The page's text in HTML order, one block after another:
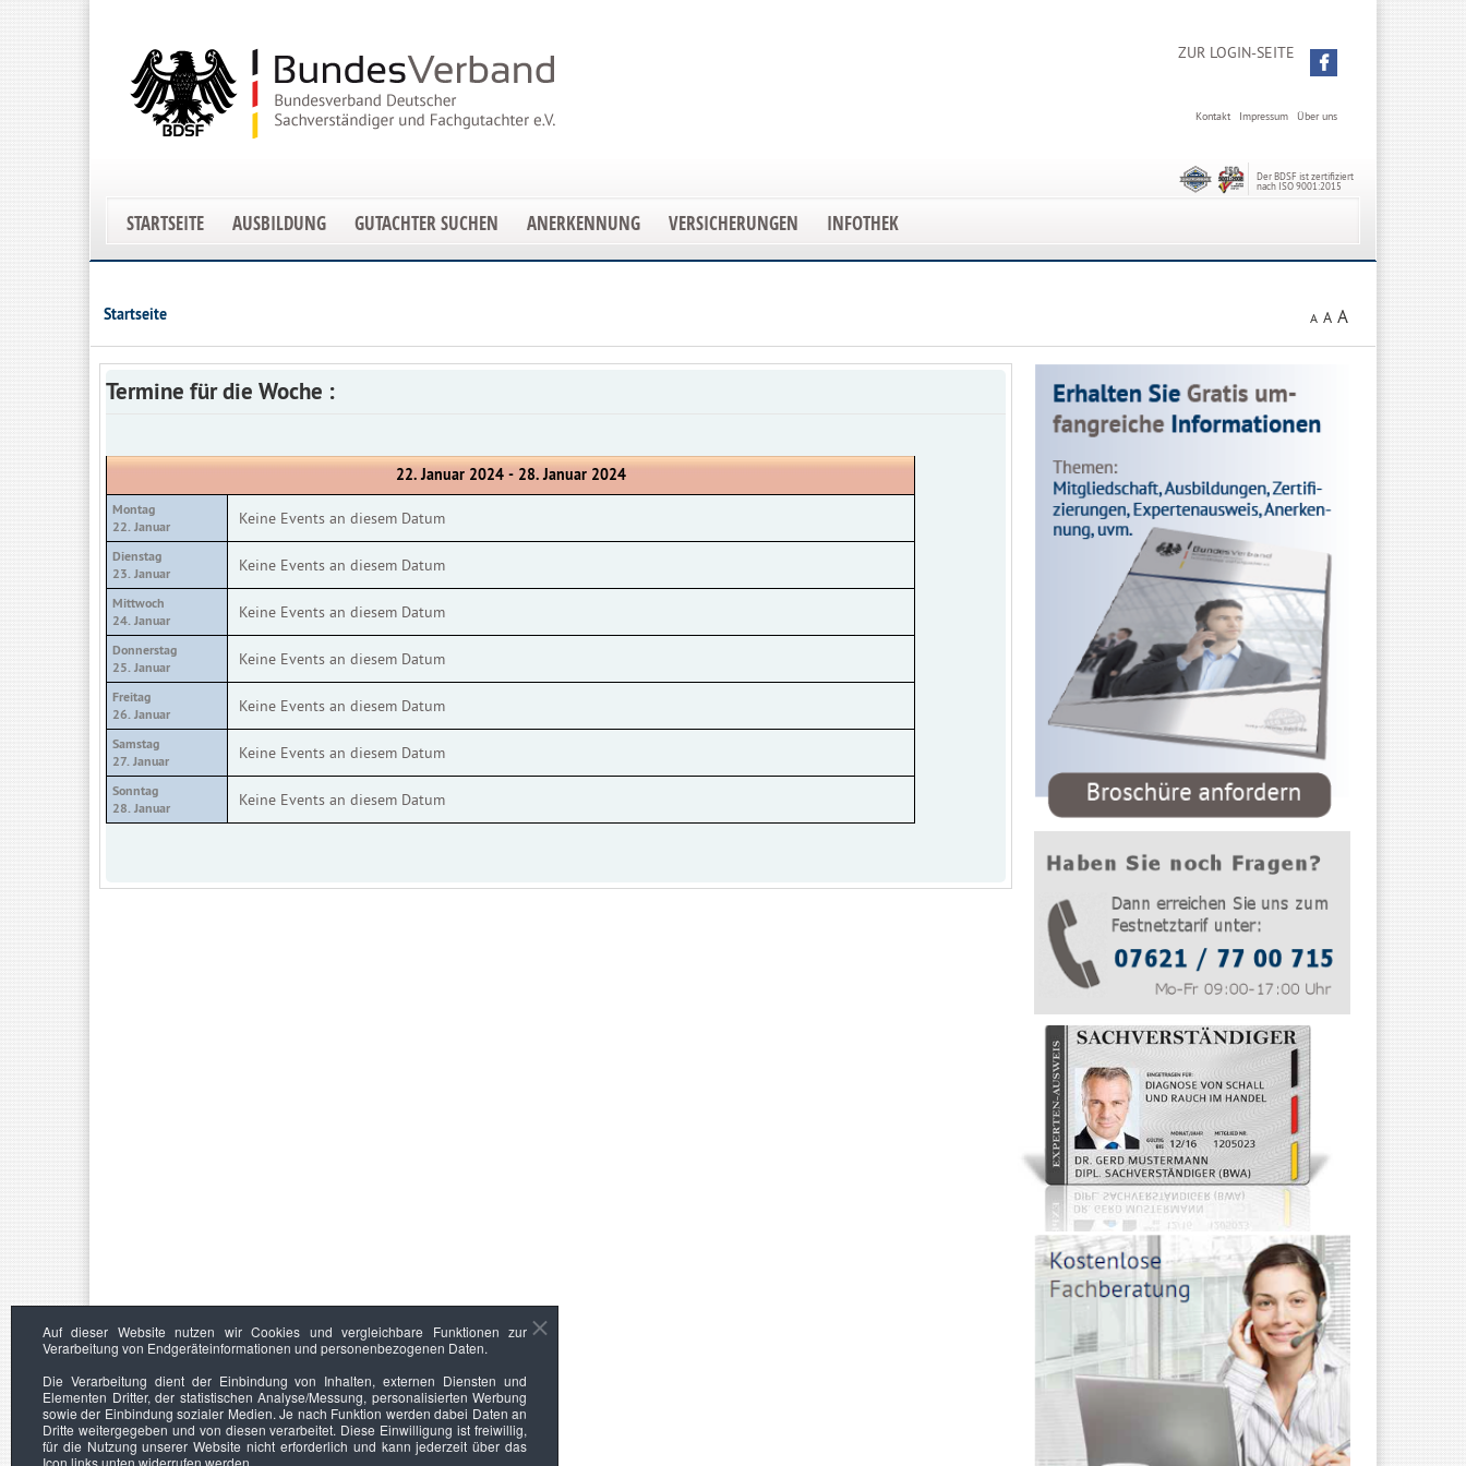
ZUR LOGIN-SEITE
Über uns
Impressum
Kontakt
Der BDSF ist zertifiziert
nach ISO 9001:2015
STARTSEITE AUSBILDUNG GUTACHTER SUCHEN ANERKENNUNG VERSICHERUNGEN INFOTHEK
Startseite A A A
Termine für die Woche :
22. Januar 2024 - 28. Januar 2024
Montag
22. Januar
Keine Events an diesem Datum
Dienstag
23. Januar
Keine Events an diesem Datum
Mittwoch
24. Januar
Keine Events an diesem Datum
Donnerstag
25. Januar
Keine Events an diesem Datum
Freitag
26. Januar
Keine Events an diesem Datum
Samstag
27. Januar
Keine Events an diesem Datum
Sonntag
28. Januar
Keine Events an diesem Datum
Auf dieser Website nutzen wir Cookies und vergleichbare Funktionen zur
Verarbeitung von Endgeräteinformationen und personenbezogenen Daten.
Die Verarbeitung dient der Einbindung von Inhalten, externen Diensten und
Elementen Dritter, der statistischen Analyse/Messung, personalisierten Werbung
sowie der Einbindung sozialer Medien. Je nach Funktion werden dabei Daten an
Dritte weitergegeben und von diesen verarbeitet. Diese Einwilligung ist freiwillig,
für die Nutzung unserer Website nicht erforderlich und kann jederzeit über das
Icon links unten widerrufen werden.